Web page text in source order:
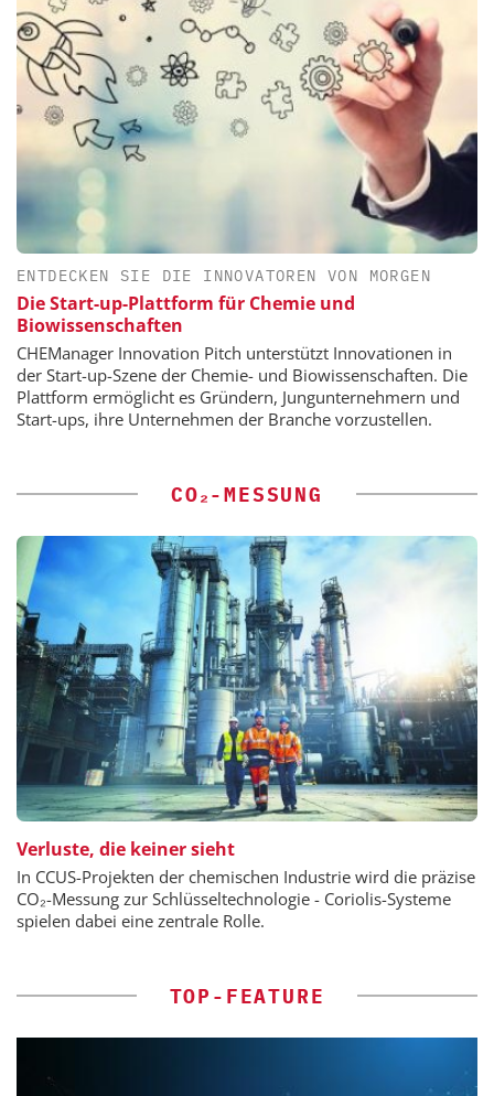
ENTDECKEN SIE DIE INNOVATOREN VON MORGEN
Die Start-up-Plattform für Chemie und
Biowissenschaften
CHEManager Innovation Pitch unterstützt Innovationen in
der Start-up-Szene der Chemie- und Biowissenschaften. Die
Plattform ermöglicht es Gründern, Jungunternehmern und
Start-ups, ihre Unternehmen der Branche vorzustellen.
CO₂-MESSUNG
Verluste, die keiner sieht
In CCUS-Projekten der chemischen Industrie wird die präzise
CO₂-Messung zur Schlüsseltechnologie - Coriolis-Systeme
spielen dabei eine zentrale Rolle.
TOP-FEATURE